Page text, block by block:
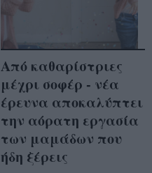
Από καθαρίστριες
μέχρι σοφέρ - νέα
έρευνα αποκαλύπτει
την αόρατη εργασία
των μαμάδων που
ήδη ξέρεις